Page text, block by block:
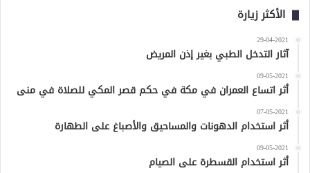
الأكثر زيارة
29-04-2021
آثار التدخل الطبي بغير إذن المريض
09-05-2021
أثر اتساع العمران في مكة في حكم قصر المكي للصلاة في منى
07-05-2021
أثر استخدام الدهونات والمساحيق والأصباغ على الطهارة
09-05-2021
أثر استخدام القسطرة على الصيام